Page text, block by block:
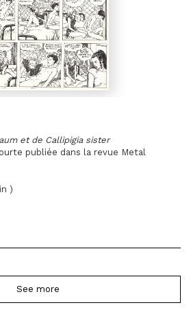
et de Callipigia sister
publiée dans la revue Metal
)
See more